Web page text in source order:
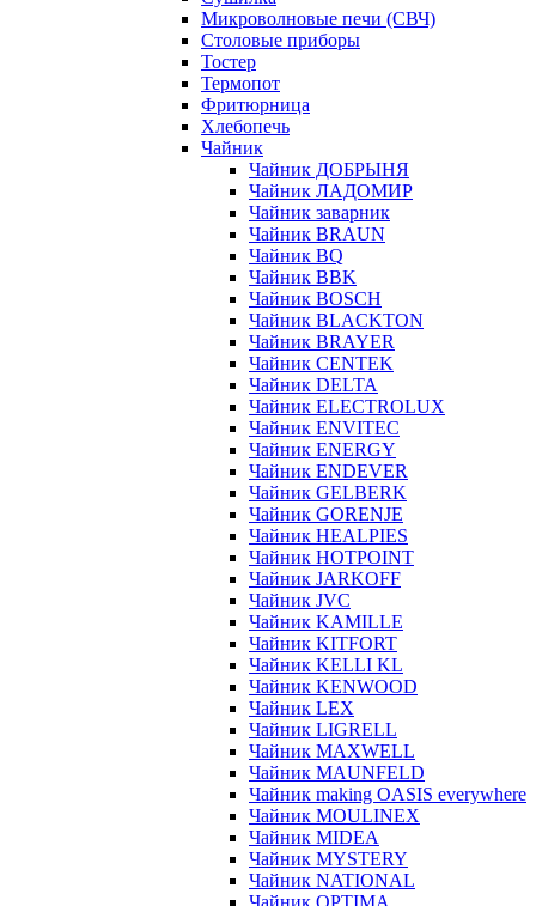
Микроволновые печи (СВЧ)
Столовые приборы
Тостер
Термопот
Фритюрница
Хлебопечь
Чайник
Чайник ДОБРЫНЯ
Чайник ЛАДОМИР
Чайник заварник
Чайник BRAUN
Чайник BQ
Чайник BBK
Чайник BOSCH
Чайник BLACKTON
Чайник BRAYER
Чайник CENTEK
Чайник DELTA
Чайник ELECTROLUX
Чайник ENVITEC
Чайник ENERGY
Чайник ENDEVER
Чайник GELBERK
Чайник GORENJE
Чайник HEALPIES
Чайник HOTPOINT
Чайник JARKOFF
Чайник JVC
Чайник KAMILLE
Чайник KITFORT
Чайник KELLI KL
Чайник KENWOOD
Чайник LEX
Чайник LIGRELL
Чайник MAXWELL
Чайник MAUNFELD
Чайник making OASIS everywhere
Чайник MOULINEX
Чайник MIDEA
Чайник MYSTERY
Чайник NATIONAL
Чайник OPTIMA